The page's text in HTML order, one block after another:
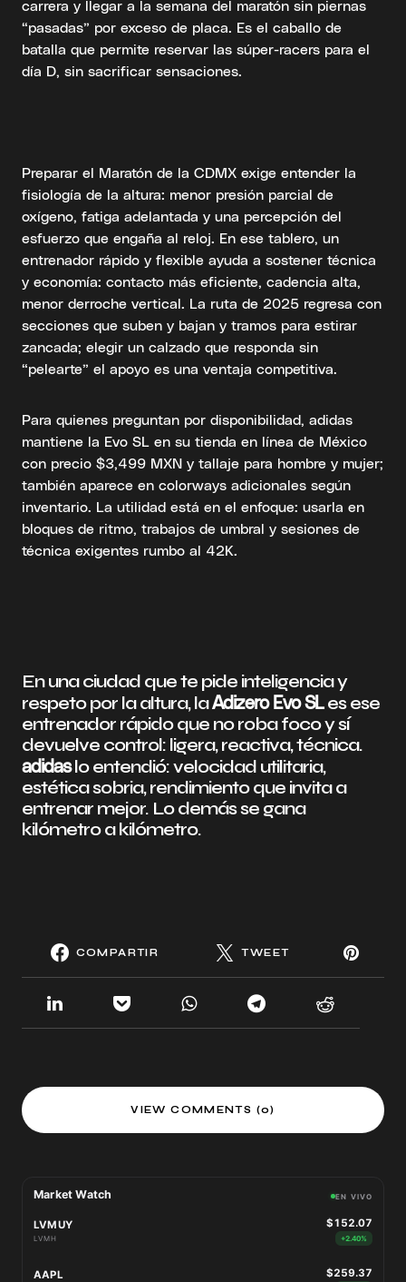
carrera y llegar a la semana del maratón sin piernas
“pasadas” por exceso de placa. Es el caballo de
batalla que permite reservar las súper-racers para el
día D, sin sacrificar sensaciones.
Preparar el Maratón de la CDMX exige entender la
fisiología de la altura: menor presión parcial de
oxígeno, fatiga adelantada y una percepción del
esfuerzo que engaña al reloj. En ese tablero, un
entrenador rápido y flexible ayuda a sostener técnica
y economía: contacto más eficiente, cadencia alta,
menor derroche vertical. La ruta de 2025 regresa con
secciones que suben y bajan y tramos para estirar
zancada; elegir un calzado que responda sin
“pelearte” el apoyo es una ventaja competitiva.
Para quienes preguntan por disponibilidad, adidas
mantiene la Evo SL en su tienda en línea de México
con precio $3,499 MXN y tallaje para hombre y mujer;
también aparece en colorways adicionales según
inventario. La utilidad está en el enfoque: usarla en
bloques de ritmo, trabajos de umbral y sesiones de
técnica exigentes rumbo al 42K.
En una ciudad que te pide inteligencia y
respeto por la altura, laAdizero Evo SLes ese
entrenador rápido que no roba foco y sí
devuelve control: ligera, reactiva, técnica.
adidaslo entendió: velocidad utilitaria,
estética sobria, rendimiento que invita a
entrenar mejor. Lo demás se gana
kilómetro a kilómetro.
COMPARTIR TWEET
VIEW COMMENTS (0)
Market Watch EN VIVO
LVMUY
LVMH
$152.07
+2.40%
AAPL $259.37